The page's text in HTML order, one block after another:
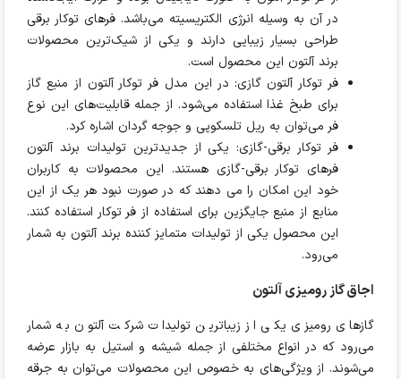
در آن به وسیله انرژی الکتریسیته می‌باشد. فرهای توکار برقی
طراحی بسیار زیبایی دارند و یکی از شیک‌ترین محصولات
برند آلتون این محصول است.
فر توکار آلتون گازی: در این مدل فر توکار آلتون از منبع گاز
برای طبخ غذا استفاده می‎‌شود. از جمله قابلیت‌های این نوع
فر می‌توان به ریل تلسکوپی و جوجه گردان اشاره کرد.
فر توکار برقی-گازی: یکی از جدیدترین تولیدات برند آلتون
فرهای توکار برقی-گازی هستند. این محصولات به کاربران
خود این امکان را می دهند که در صورت نبود هر یک از این
منابع از منبع جایگزین برای استفاده از فر توکار استفاده کنند.
این محصول یکی از تولیدات متمایز کننده برند آلتون به شمار
می‌رود.
اجاق گاز رومیزی آلتون
گازهای رومیزی یکی از زیباترین تولیدات شرکت آلتون به شمار
می‌رود که در انواع مختلفی از جمله شیشه و استیل به بازار عرضه
می‌شوند. از ویژگی‌های به خصوص این محصولات می‌توان به جرقه